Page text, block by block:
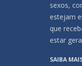
sexos,
estejam
que
estar
SAIBA